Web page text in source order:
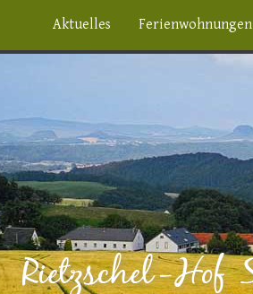
Aktuelles Ferienwohnungen